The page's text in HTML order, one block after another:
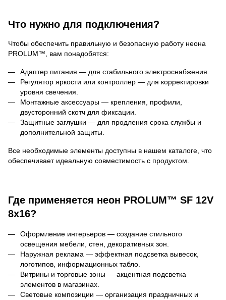
Что нужно для подключения?
Чтобы обеспечить правильную и безопасную работу неона
PROLUM™, вам понадобятся:
Адаптер питания — для стабильного электроснабжения.
Регулятор яркости или контроллер — для корректировки
уровня свечения.
Монтажные аксессуары — крепления, профили,
двусторонний скотч для фиксации.
Защитные заглушки — для продления срока службы и
дополнительной защиты.
Все необходимые элементы доступны в нашем каталоге, что
обеспечивает идеальную совместимость с продуктом.
Где применяется неон PROLUM™ SF 12V
8x16?
Оформление интерьеров — создание стильного
освещения мебели, стен, декоративных зон.
Наружная реклама — эффектная подсветка вывесок,
логотипов, информационных табло.
Витрины и торговые зоны — акцентная подсветка
элементов в магазинах.
Световые композиции — организация праздничных и